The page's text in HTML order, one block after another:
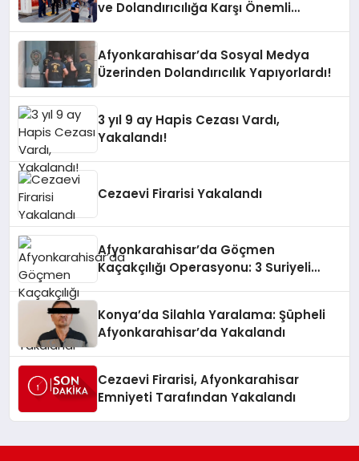
ve Dolandırıcılığa Karşı Önemli
Afyonkarahisar’da Sosyal Medya
Üzerinden Dolandırıcılık Yapıyorlardı!
3 yıl 9 ay Hapis Cezası Vardı,
Yakalandı!
Cezaevi Firarisi Yakalandı
Afyonkarahisar’da Göçmen
Kaçakçılığı Operasyonu: 3 Suriyeli
Konya’da Silahla Yaralama: Şüpheli
Afyonkarahisar’da Yakalandı
Cezaevi Firarisi, Afyonkarahisar
Emniyeti Tarafından Yakalandı